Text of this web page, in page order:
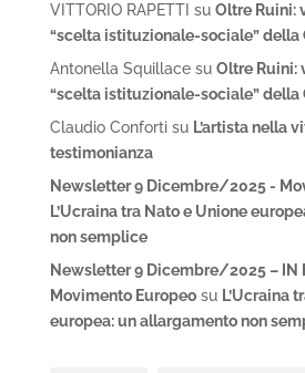
VITTORIO RAPETTI su Oltre Ruini:
“scelta istituzionale-sociale” della
Antonella Squillacesu Oltre Ruini:
“scelta istituzionale-sociale” della
Claudio Confortisu L’artista nella
testimonianza
Newsletter 9 Dicembre/2025 -
L’Ucraina tra Nato e Unione
non semplice
Newsletter 9 Dicembre/2025 – IN
Movimento Europeosu L’Ucraina
europea: un allargamento non